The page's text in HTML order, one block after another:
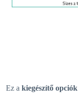
Ez a kiegészítő opciók